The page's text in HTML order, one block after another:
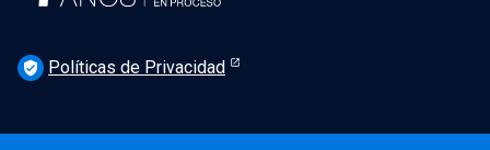
verified_user Políticas de Privacidad